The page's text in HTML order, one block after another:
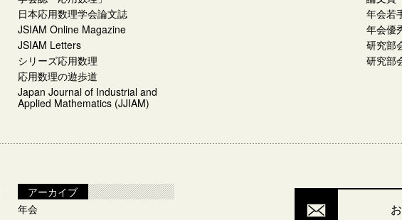
日本応用数理学会論文誌
JSIAM Online Magazine
JSIAM Letters
シリーズ応用数理
応用数理の遊歩道
Japan Journal of Industrial and
Applied Mathematics (JJIAM)
年会若
年会優
研究部
研究部
アーカイブ
年会